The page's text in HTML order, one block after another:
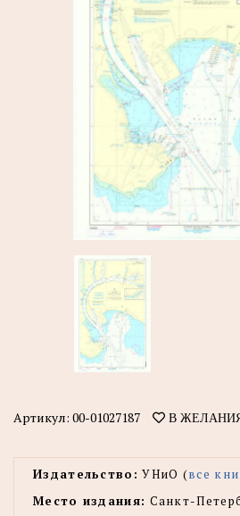
Артикул: 00-01027187 В
Издательство: УНиО (все
Место издания: Санкт-